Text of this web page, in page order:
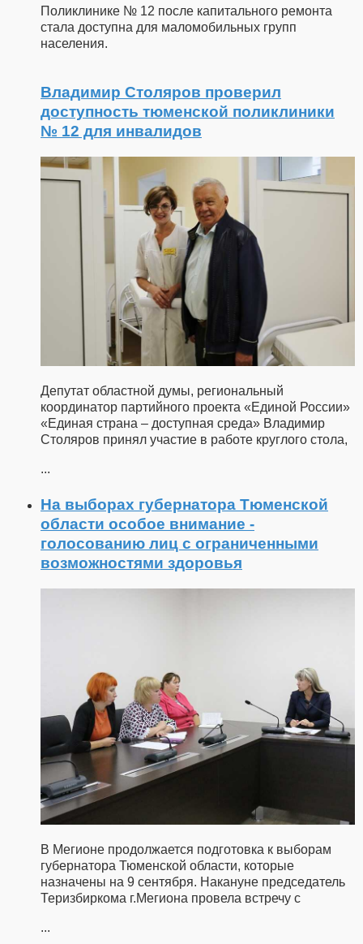
Поликлинике № 12 после капитального ремонта
стала доступна для маломобильных групп
населения.
Владимир Столяров проверил
доступность тюменской поликлиники
№ 12 для инвалидов
Депутат областной думы, региональный
координатор партийного проекта «Единой России»
«Единая страна – доступная среда» Владимир
Столяров принял участие в работе круглого стола,
...
На выборах губернатора Тюменской
области особое внимание -
голосованию лиц с ограниченными
возможностями здоровья
В Мегионе продолжается подготовка к выборам
губернатора Тюменской области, которые
назначены на 9 сентября. Накануне председатель
Теризбиркома г.Мегиона провела встречу с
...